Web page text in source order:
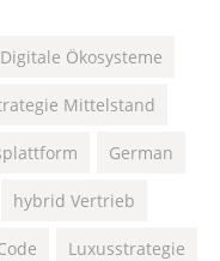
Digitale Ökosysteme
Mittelstand
German
hybrid Vertrieb
Luxusstrategie